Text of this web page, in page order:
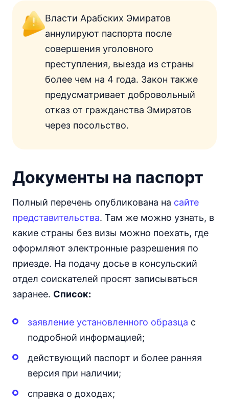
Власти Арабских Эмиратов
аннулируют паспорта после
совершения уголовного
преступления, выезда из страны
более чем на 4 года. Закон также
предусматривает добровольный
отказ от гражданства Эмиратов
через посольство.
Документы на паспорт
Полный перечень опубликована на сайте
представительства. Там же можно узнать, в
какие страны без визы можно поехать, где
оформляют электронные разрешения по
приезде. На подачу досье в консульский
отдел соискателей просят записываться
заранее. Список:
заявление установленного образца с
подробной информацией;
действующий паспорт и более ранняя
версия при наличии;
справка о доходах;